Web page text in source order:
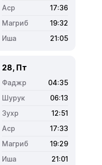
17:36
19:32
21:05
28, Пт
04:35
06:13
12:51
17:33
19:29
21:01